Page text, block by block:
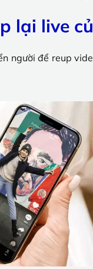
lại live
người để reup